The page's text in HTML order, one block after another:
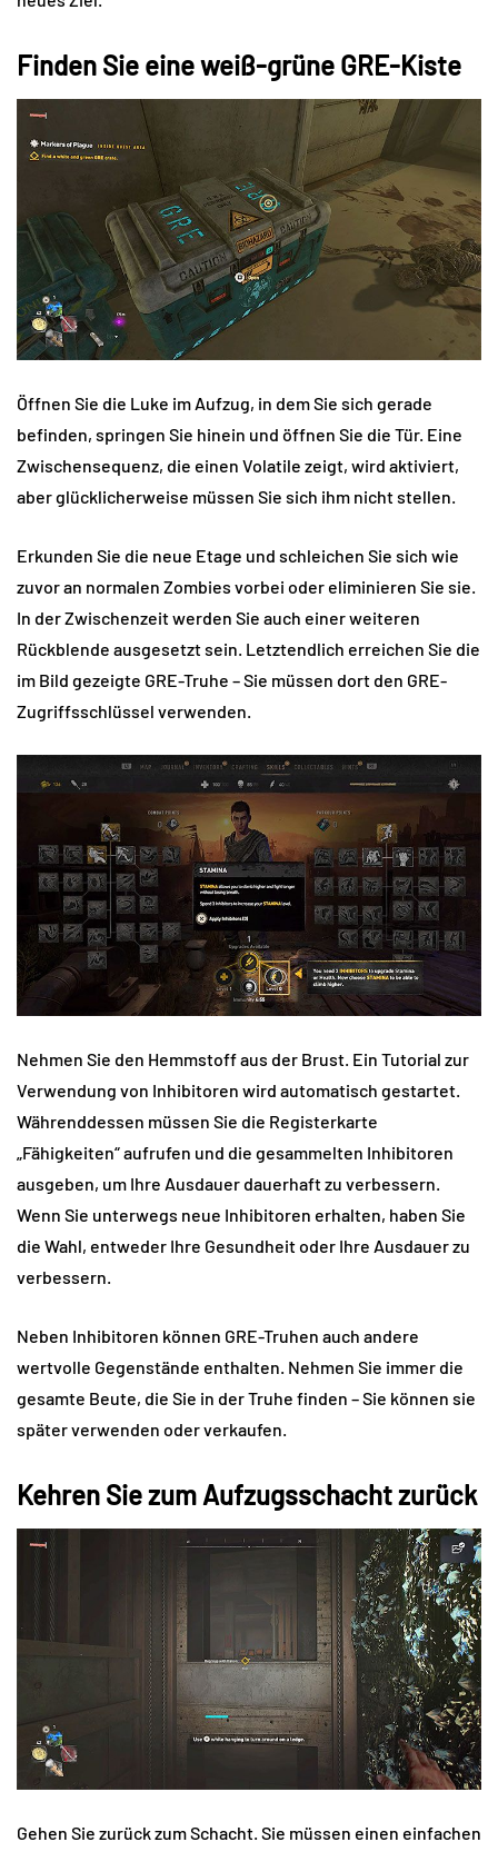
Finden Sie eine weiß-grüne GRE-Kiste
Öffnen Sie die Luke im Aufzug, in dem Sie sich gerade
befinden, springen Sie hinein und öffnen Sie die Tür. Eine
Zwischensequenz, die einen Volatile zeigt, wird aktiviert,
aber glücklicherweise müssen Sie sich ihm nicht stellen.
Erkunden Sie die neue Etage und schleichen Sie sich wie
zuvor an normalen Zombies vorbei oder eliminieren Sie sie.
In der Zwischenzeit werden Sie auch einer weiteren
Rückblende ausgesetzt sein. Letztendlich erreichen Sie die
im Bild gezeigte GRE-Truhe – Sie müssen dort den GRE-
Zugriffsschlüssel verwenden.
Nehmen Sie den Hemmstoff aus der Brust. Ein Tutorial zur
Verwendung von Inhibitoren wird automatisch gestartet.
Währenddessen müssen Sie die Registerkarte
„Fähigkeiten“ aufrufen und die gesammelten Inhibitoren
ausgeben, um Ihre Ausdauer dauerhaft zu verbessern.
Wenn Sie unterwegs neue Inhibitoren erhalten, haben Sie
die Wahl, entweder Ihre Gesundheit oder Ihre Ausdauer zu
verbessern.
Neben Inhibitoren können GRE-Truhen auch andere
wertvolle Gegenstände enthalten. Nehmen Sie immer die
gesamte Beute, die Sie in der Truhe finden – Sie können sie
später verwenden oder verkaufen.
Kehren Sie zum Aufzugsschacht zurück
Gehen Sie zurück zum Schacht. Sie müssen einen einfachen